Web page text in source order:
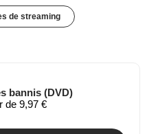
de streaming
bannis (DVD)
de 9,97 €